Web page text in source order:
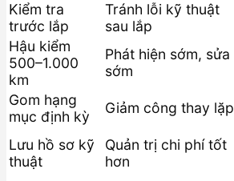
Kiểm tra
trước lắp
Tránh lỗi kỹ thuật
sau lắp
Hậu kiểm
500–1.000
km
Phát hiện sớm, sửa
sớm
Gom hạng
mục định kỳ
Giảm công thay lặp
Lưu hồ sơ kỹ
thuật
Quản trị chi phí tốt
hơn